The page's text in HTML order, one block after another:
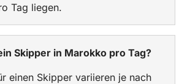
Tag liegen.
Skipper in Marokko pro Tag?
einen Skipper variieren je nach